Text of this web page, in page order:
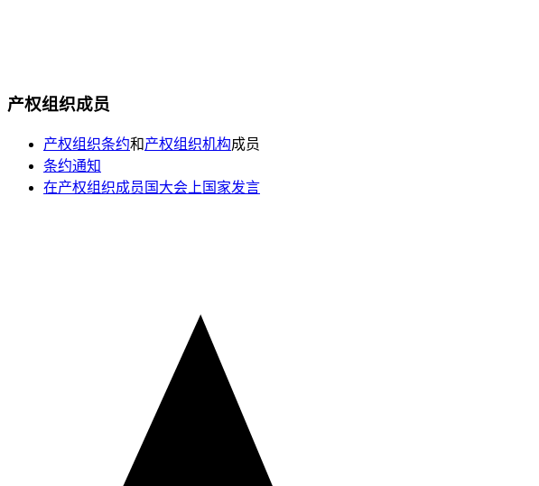
产权组织成员
产权组织条约和产权组织机构成员
条约通知
在产权组织成员国大会上国家发言